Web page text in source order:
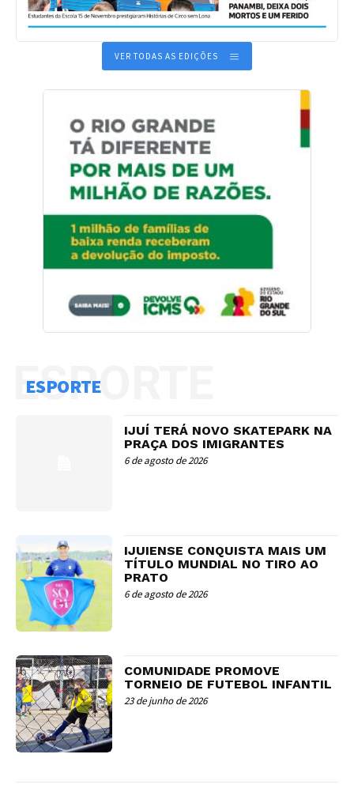
VER TODAS AS EDIÇÕES
ESPORTE
ESPORTE
IJUÍ TERÁ NOVO SKATEPARK NA
PRAÇA DOS IMIGRANTES
6 de agosto de 2026
IJUIENSE CONQUISTA MAIS UM
TÍTULO MUNDIAL NO TIRO AO
PRATO
6 de agosto de 2026
COMUNIDADE PROMOVE
TORNEIO DE FUTEBOL INFANTIL
23 de junho de 2026